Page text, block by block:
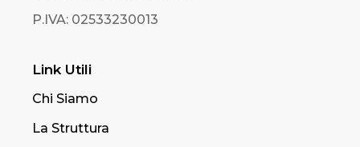
P.IVA: 02533230013
Link Utili
Chi Siamo
La Struttura